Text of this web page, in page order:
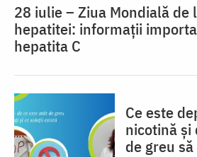
28 iulie – Ziua Mondială
hepatitei: informații
hepatita C
Ce este
nicotină și
de greu